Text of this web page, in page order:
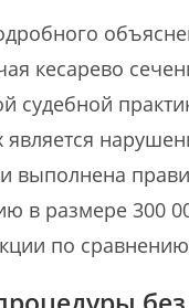
кесарево
судебной
является
выполнена
в размере 300
по
не были